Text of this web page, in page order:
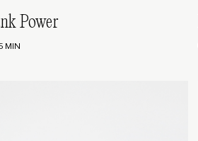
Power
MIN